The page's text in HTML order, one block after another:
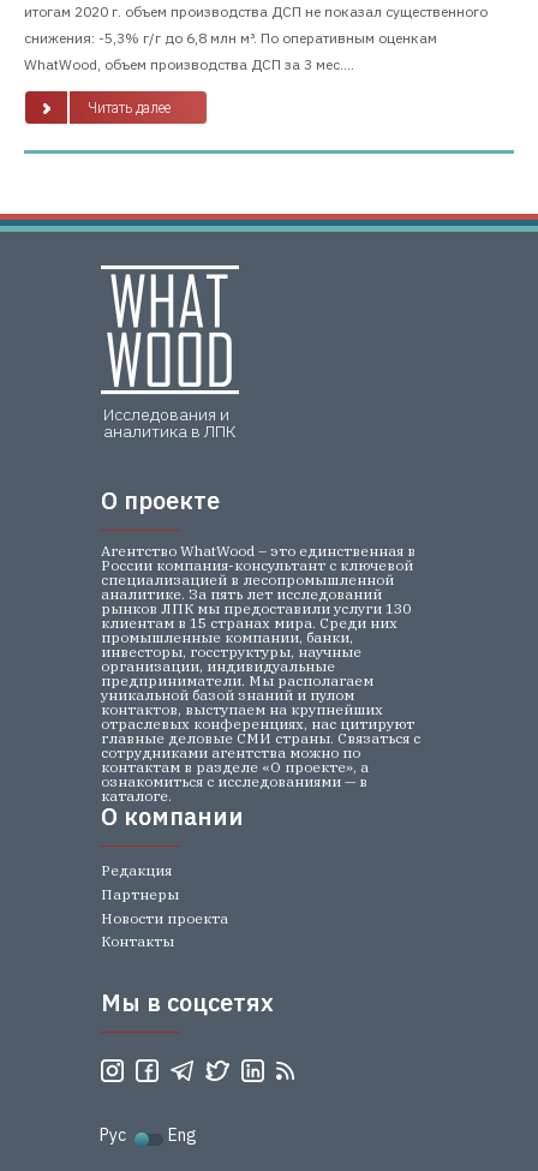
итогам 2020 г. объем производства ДСП не показал существенного
снижения: -5,3% г/г до 6,8 млн м³. По оперативным оценкам
WhatWood, объем производства ДСП за 3 мес....
Читать далее
Редакция
Партнеры
Агентство WhatWood – это единственная в
России компания-консультант с ключевой
специализацией в лесопромышленной
аналитике. За пять лет исследований
рынков ЛПК мы предоставили услуги 130
клиентам в 15 странах мира. Среди них
промышленные компании, банки,
инвесторы, госструктуры, научные
организации, индивидуальные
предприниматели. Мы располагаем
уникальной базой знаний и пулом
контактов, выступаем на крупнейших
отраслевых конференциях, нас цитируют
главные деловые СМИ страны. Связаться с
сотрудниками агентства можно по
контактам в разделе «О проекте», а
ознакомиться с исследованиями — в
каталоге.
Новости проекта
Контакты
Исследования и
аналитика в ЛПК
О проекте
О компании
Мы в соцсетях
Рус Eng
О проекте
Мы в соцсетях
О компании